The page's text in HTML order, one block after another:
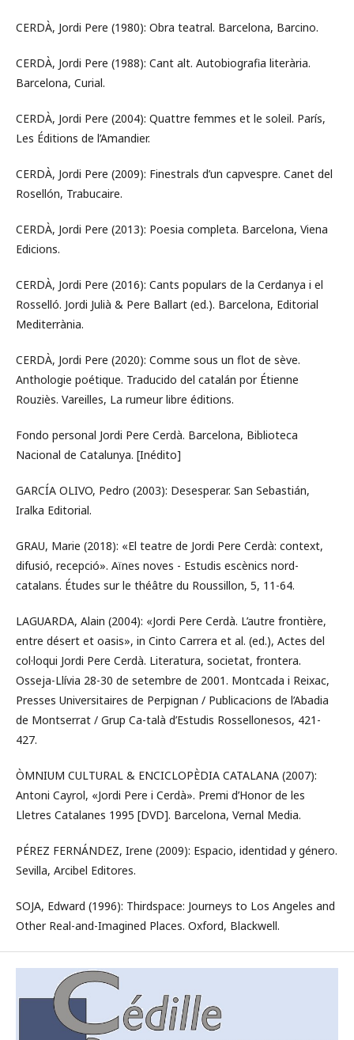
CERDÀ, Jordi Pere (1980): Obra teatral. Barcelona, Barcino.
CERDÀ, Jordi Pere (1988): Cant alt. Autobiografia literària.
Barcelona, Curial.
CERDÀ, Jordi Pere (2004): Quattre femmes et le soleil. París,
Les Éditions de l’Amandier.
CERDÀ, Jordi Pere (2009): Finestrals d’un capvespre. Canet del
Rosellón, Trabucaire.
CERDÀ, Jordi Pere (2013): Poesia completa. Barcelona, Viena
Edicions.
CERDÀ, Jordi Pere (2016): Cants populars de la Cerdanya i el
Rosselló. Jordi Julià & Pere Ballart (ed.). Barcelona, Editorial
Mediterrània.
CERDÀ, Jordi Pere (2020): Comme sous un flot de sève.
Anthologie poétique. Traducido del catalán por Étienne
Rouziès. Vareilles, La rumeur libre éditions.
Fondo personal Jordi Pere Cerdà. Barcelona, Biblioteca
Nacional de Catalunya. [Inédito]
GARCÍA OLIVO, Pedro (2003): Desesperar. San Sebastián,
Iralka Editorial.
GRAU, Marie (2018): «El teatre de Jordi Pere Cerdà: context,
difusió, recepció». Aïnes noves - Estudis escènics nord-
catalans. Études sur le théâtre du Roussillon, 5, 11-64.
LAGUARDA, Alain (2004): «Jordi Pere Cerdà. L’autre frontière,
entre désert et oasis», in Cinto Carrera et al. (ed.), Actes del
col·loqui Jordi Pere Cerdà. Literatura, societat, frontera.
Osseja-Llívia 28-30 de setembre de 2001. Montcada i Reixac,
Presses Universitaires de Perpignan / Publicacions de l’Abadia
de Montserrat / Grup Ca-talà d’Estudis Rossellonesos, 421-
427.
ÒMNIUM CULTURAL & ENCICLOPÈDIA CATALANA (2007):
Antoni Cayrol, «Jordi Pere i Cerdà». Premi d’Honor de les
Lletres Catalanes 1995 [DVD]. Barcelona, Vernal Media.
PÉREZ FERNÁNDEZ, Irene (2009): Espacio, identidad y género.
Sevilla, Arcibel Editores.
SOJA, Edward (1996): Thirdspace: Journeys to Los Angeles and
Other Real-and-Imagined Places. Oxford, Blackwell.